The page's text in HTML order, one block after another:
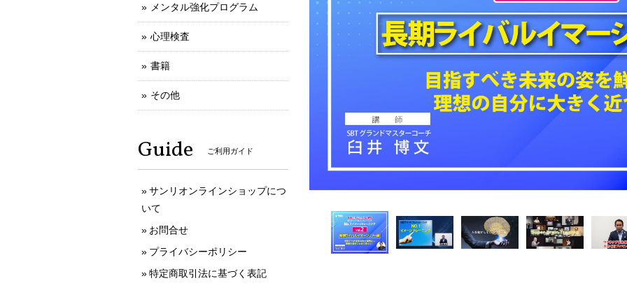
メンタル強化プログラム
心理検査
書籍
その他
Guide ご利用ガイド
サンリオンラインショップにつ
いて
お問合せ
プライバシーポリシー
特定商取引法に基づく表記